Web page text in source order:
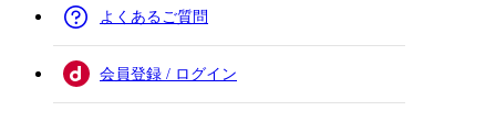
よくあるご質問
会員登録 / ログイン